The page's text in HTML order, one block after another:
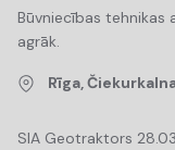
Būvniecības tehnikas
agrāk.
Rīga,
SIA Geotraktors